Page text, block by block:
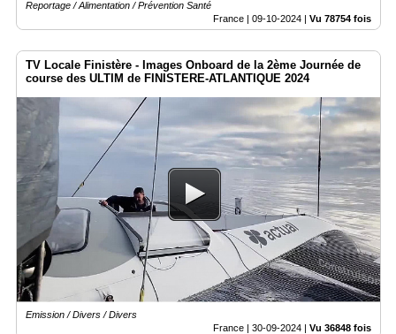
Reportage / Alimentation / Prévention Santé
France | 09-10-2024 Vu 78754 fois
TV Locale Finistère - Images Onboard de la 2ème Journée de
course des ULTIM de FINISTERE-ATLANTIQUE 2024
Emission / Divers / Divers
France | 30-09-2024 | Vu 36848 fois